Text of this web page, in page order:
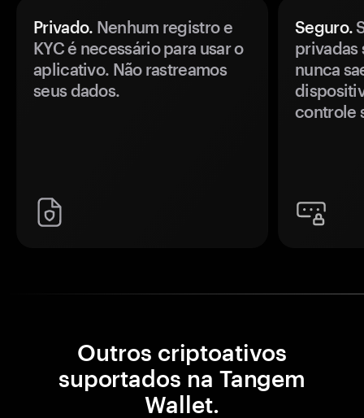
Privado. Nenhum registro e
KYC é necessário para usar o
aplicativo. Não rastreamos
seus dados.
Seguro.
privadas
nunca
controle
Outros criptoativos
suportados na Tangem
Wallet.